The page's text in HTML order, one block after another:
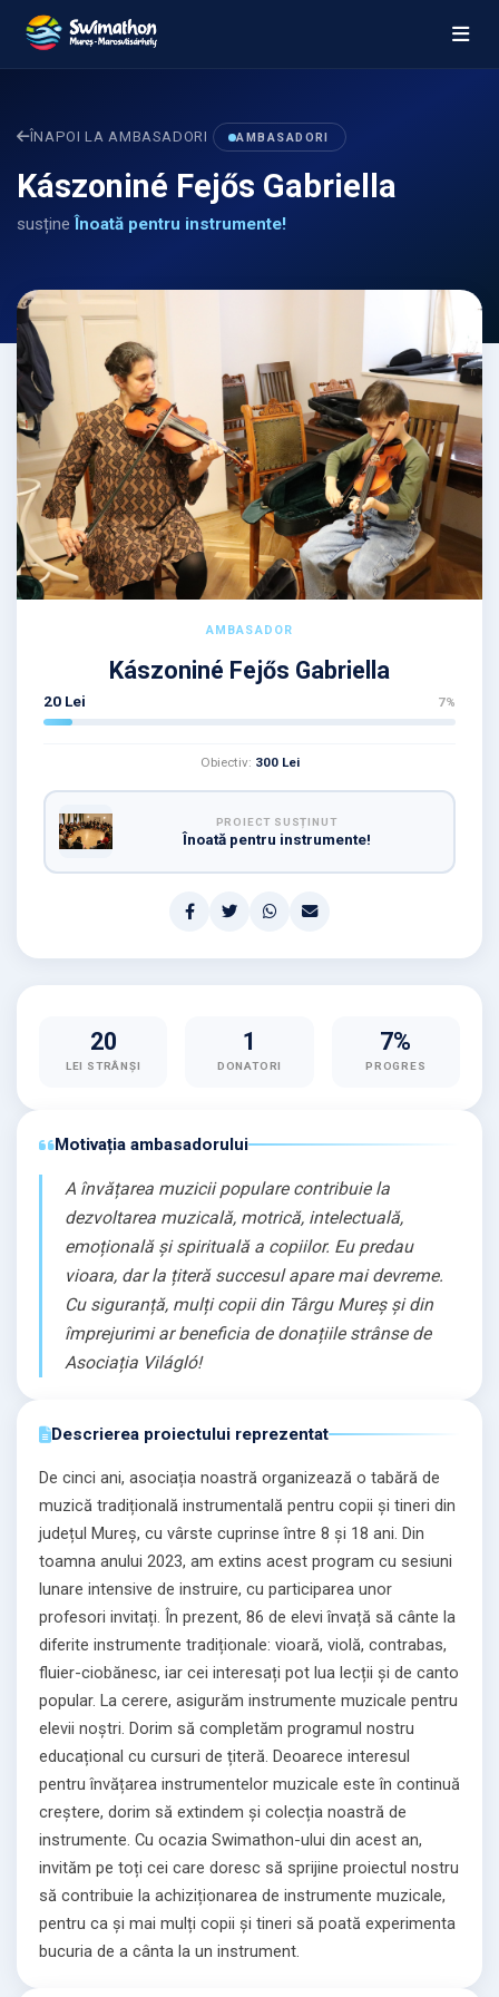
ÎNAPOI LA AMBASADORI AMBASADORI
Kászoniné Fejős Gabriella
susțineÎnoată pentru instrumente!
AMBASADOR
Kászoniné Fejős Gabriella
20 Lei 7%
Obiectiv: 300 Lei
PROIECT SUSȚINUT
Înoată pentru instrumente!
20
LEI STRÂNȘI
1
DONATORI
7%
PROGRES
Motivația ambasadorului
A învățarea muzicii populare contribuie la
dezvoltarea muzicală, motrică, intelectuală,
emoțională și spirituală a copiilor. Eu predau
vioara, dar la țiteră succesul apare mai devreme.
Cu siguranță, mulți copii din Târgu Mureș și din
împrejurimi ar beneficia de donațiile strânse de
Asociația Világló!
Descrierea proiectului reprezentat
De cinci ani, asociația noastră organizează o tabără de
muzică tradițională instrumentală pentru copii și tineri din
județul Mureș, cu vârste cuprinse între 8 și 18 ani. Din
toamna anului 2023, am extins acest program cu sesiuni
lunare intensive de instruire, cu participarea unor
profesori invitați. În prezent, 86 de elevi învață să cânte la
diferite instrumente tradiționale: vioară, violă, contrabas,
fluier-ciobănesc, iar cei interesați pot lua lecții și de canto
popular. La cerere, asigurăm instrumente muzicale pentru
elevii noștri. Dorim să completăm programul nostru
educațional cu cursuri de țiteră. Deoarece interesul
pentru învățarea instrumentelor muzicale este în continuă
creștere, dorim să extindem și colecția noastră de
instrumente. Cu ocazia Swimathon-ului din acest an,
invităm pe toți cei care doresc să sprijine proiectul nostru
să contribuie la achiziționarea de instrumente muzicale,
pentru ca și mai mulți copii și tineri să poată experimenta
bucuria de a cânta la un instrument.